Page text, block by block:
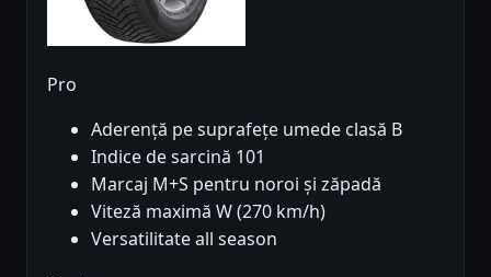
Pro
Aderență pe suprafețe umede clasă B
Indice de sarcină 101
Marcaj M+S pentru noroi și zăpadă
Viteză maximă W (270 km/h)
Versatilitate all season